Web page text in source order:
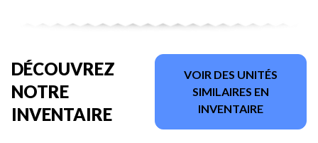
DÉCOUVREZ
NOTRE
INVENTAIRE
VOIR DES UNITÉS
SIMILAIRES EN
INVENTAIRE